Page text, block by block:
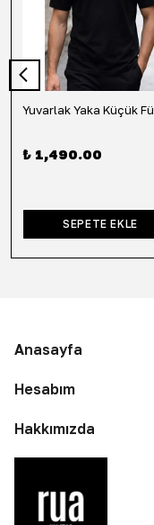
₺ 1,490.00
SEPETE EKLE
Anasayfa
Hesabım
Hakkımızda